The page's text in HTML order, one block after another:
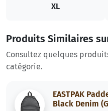
XL
Produits Similaires
Consultez quelques
catégorie.
EASTPAK
Black Denim